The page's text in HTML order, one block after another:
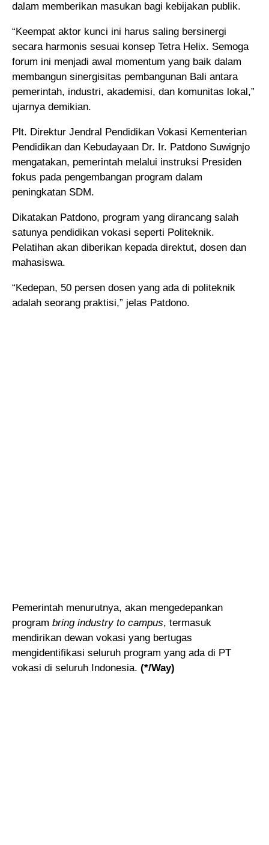
dalam memberikan masukan bagi kebijakan publik.
“Keempat aktor kunci ini harus saling bersinergi
secara harmonis sesuai konsep Tetra Helix. Semoga
forum ini menjadi awal momentum yang baik dalam
membangun sinergisitas pembangunan Bali antara
pemerintah, industri, akademisi, dan komunitas lokal,”
ujarnya demikian.
Plt. Direktur Jendral Pendidikan Vokasi Kementerian
Pendidikan dan Kebudayaan Dr. Ir. Patdono Suwignjo
mengatakan, pemerintah melalui instruksi Presiden
fokus pada pengembangan program dalam
peningkatan SDM.
Dikatakan Patdono, program yang dirancang salah
satunya pendidikan vokasi seperti Politeknik.
Pelatihan akan diberikan kepada direktut, dosen dan
mahasiswa.
“Kedepan, 50 persen dosen yang ada di politeknik
adalah seorang praktisi,” jelas Patdono.
Pemerintah menurutnya, akan mengedepankan
program bring industry to campus, termasuk
mendirikan dewan vokasi yang bertugas
mengidentifikasi seluruh program yang ada di PT
vokasi di seluruh Indonesia. (*/Way)